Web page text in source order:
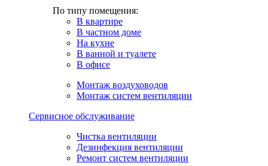
По типу помещения:
В квартире
В частном доме
На кухне
В ванной и туалете
В офисе
Монтаж воздуховодов
Монтаж систем вентиляции
Сервисное обслуживание
Чистка вентиляции
Дезинфекция вентиляции
Ремонт систем вентиляции